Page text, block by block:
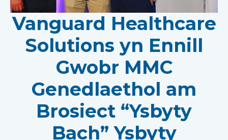
Vanguard Healthcare
Solutions yn Ennill
Gwobr MMC
Genedlaethol am
Brosiect “Ysbyty
Bach” Ysbyty